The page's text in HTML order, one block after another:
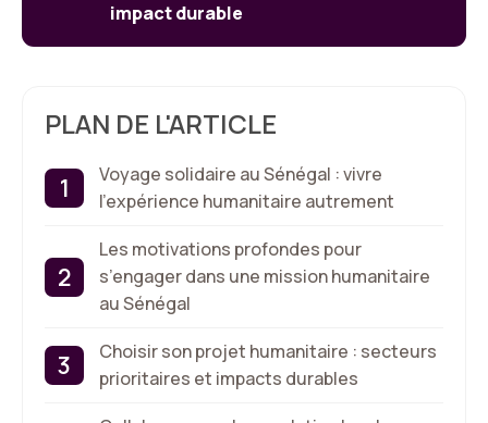
impact durable
PLAN DE L'ARTICLE
Voyage solidaire au Sénégal : vivre
l’expérience humanitaire autrement
Les motivations profondes pour
s’engager dans une mission humanitaire
au Sénégal
Choisir son projet humanitaire : secteurs
prioritaires et impacts durables